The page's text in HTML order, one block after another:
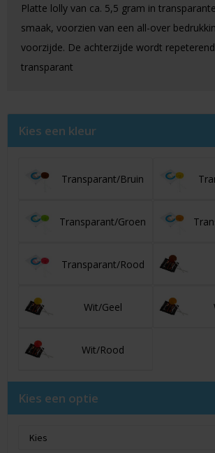
Platte lolly van ca. 5,5 gram in
smaak, voorzien van een all-over
voorzijde. De achterzijde wordt
transparant
Kies een kleur
Transparant/Bruin
Transparant/Groen
Transparant/Rood
Wit/Geel
Wit/Rood
Kies een optie